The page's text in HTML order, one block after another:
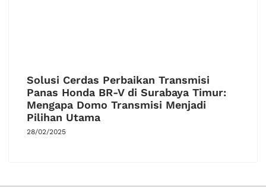
Solusi Cerdas Perbaikan Transmisi
Panas Honda BR-V di Surabaya Timur:
Mengapa Domo Transmisi Menjadi
Pilihan Utama
28/02/2025